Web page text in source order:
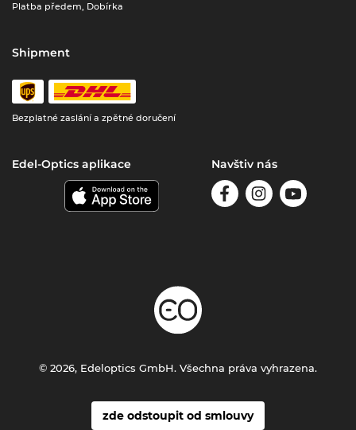
Platba předem, Dobírka
Shipment
Bezplatné zaslání a zpětné doručení
Edel-Optics aplikace Navštiv nás
zde odstoupit od smlouvy
© 2026, Edeloptics GmbH. Všechna práva vyhrazena.